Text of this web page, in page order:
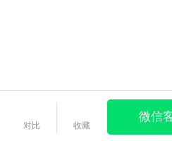
对比 收藏
微信